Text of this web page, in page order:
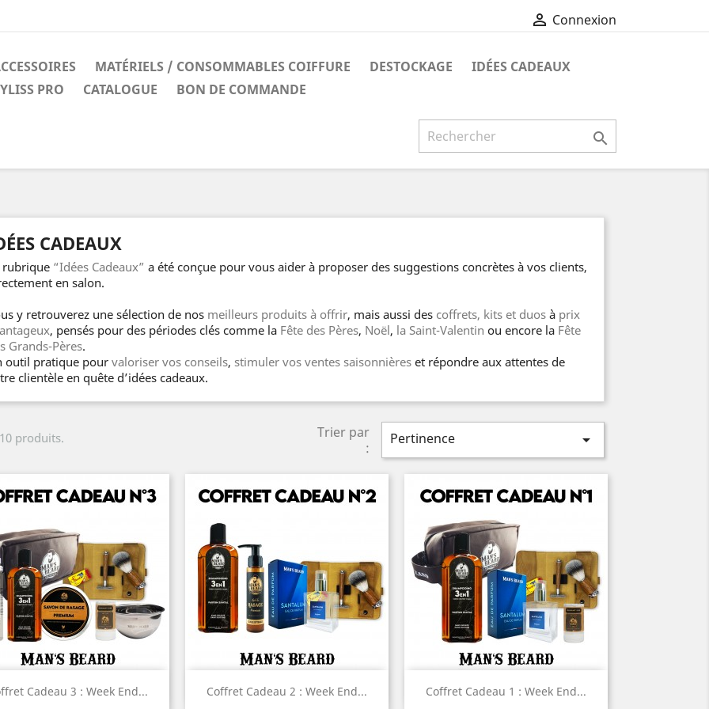
 Connexion
MATÉRIELS / CONSOMMABLES COIFFURE DESTOCKAGE
IDÉES CADEAUX
PRO CATALOGUE BON DE COMMANDE

CADEAUX
rubrique “Idées Cadeaux” a été conçue pour vous aider à proposer des suggestions concrètes à vos clients,
en salon.
y retrouverez une sélection de nos meilleurs produits à offrir, mais aussi des coffrets, kits et duosà prix
, pensés pour des périodes clés comme la Fête des Pères, Noël, la Saint-Valentin ou encore la Fête
Grands-Pères.
outil pratique pour valoriser vos conseils, stimuler vos ventes saisonnièreset répondre aux attentes de
clientèle en quête d’idées cadeaux.
produits.
Trier par
:
Pertinence 
Cadeau 3 : Week End...
Aperçu rapide Coffret Cadeau 2 : Week End...
Aperçu rapide Coffret Cadeau 1 : Week End...
Aperçu rapide